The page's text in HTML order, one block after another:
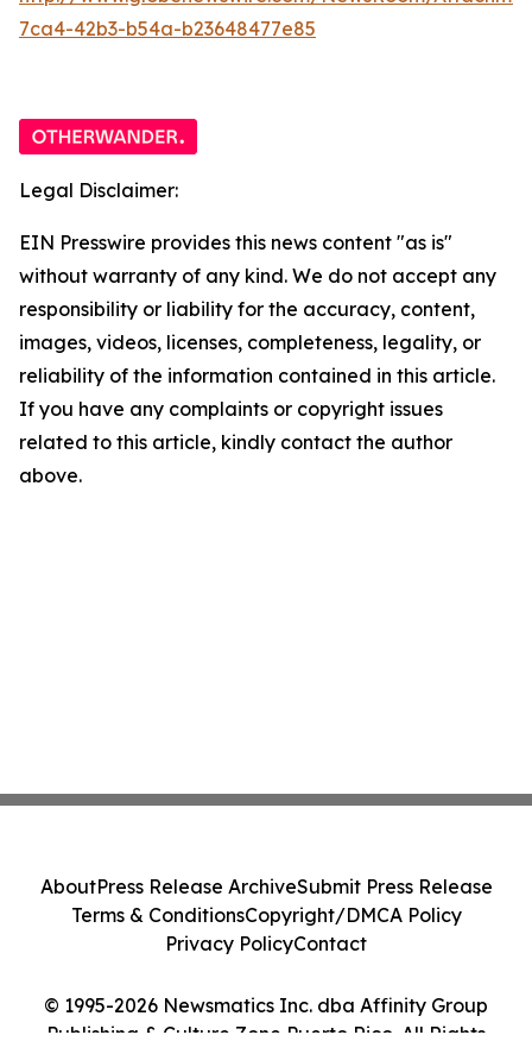
7ca4-42b3-b54a-b23648477e85
Legal Disclaimer:
EIN Presswire provides this news content "as is"
without warranty of any kind. We do not accept any
responsibility or liability for the accuracy, content,
images, videos, licenses, completeness, legality, or
reliability of the information contained in this article.
If you have any complaints or copyright issues
related to this article, kindly contact the author
above.
© 1995-2026 Newsmatics Inc. dba Affinity Group
Publishing & Culture Zone Puerto Rico. All Rights
AboutPress Release ArchiveSubmit Press Release
Terms & ConditionsCopyright/DMCA Policy
Privacy PolicyContact